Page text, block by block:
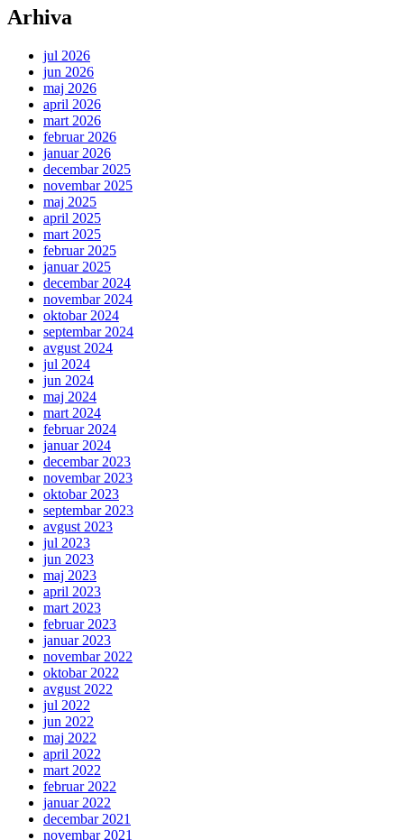
Arhiva
jul 2026
jun 2026
maj 2026
april 2026
mart 2026
februar 2026
januar 2026
decembar 2025
novembar 2025
maj 2025
april 2025
mart 2025
februar 2025
januar 2025
decembar 2024
novembar 2024
oktobar 2024
septembar 2024
avgust 2024
jul 2024
jun 2024
maj 2024
mart 2024
februar 2024
januar 2024
decembar 2023
novembar 2023
oktobar 2023
septembar 2023
avgust 2023
jul 2023
jun 2023
maj 2023
april 2023
mart 2023
februar 2023
januar 2023
novembar 2022
oktobar 2022
avgust 2022
jul 2022
jun 2022
maj 2022
april 2022
mart 2022
februar 2022
januar 2022
decembar 2021
novembar 2021